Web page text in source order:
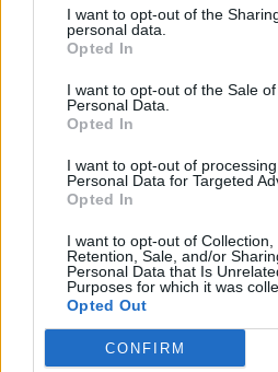
I want to opt-out of the
personal data.
Opted In
I want to opt-out of the Sale
Personal Data.
Opted In
I want to opt-out of
Personal Data for Targeted
Opted In
I want to opt-out of Collection,
Retention, Sale, and/or
Personal Data that Is
Purposes for which it was
Opted Out
CONFIRM
Laidos | Odontologai pataria
„Odontologai pataria“: kokios
priemonės padeda išvengti
odontologą?
Laidos | Odontologai pataria
„Odontologai pataria“: kas
odontologijos?
Laidos | Odontologai pataria